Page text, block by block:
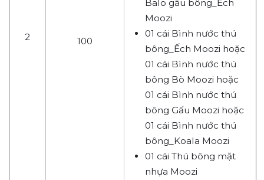
2 100
Balo gấu bông_Ếch
Moozi
01 cái Bình nước thú
bông_Ếch Moozi hoặc
01 cái Bình nước thú
bông Bò Moozi hoặc
01 cái Bình nước thú
bông Gấu Moozi hoặc
01 cái Bình nước thú
bông_Koala Moozi
01 cái Thú bông mặt
nhựa Moozi